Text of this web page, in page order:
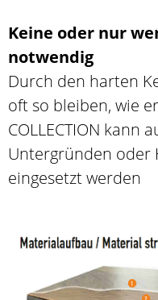
Keine oder nur
notwendig
Durch den harten
oft so bleiben, wie
COLLECTION kann
Untergründen oder
eingesetzt werden